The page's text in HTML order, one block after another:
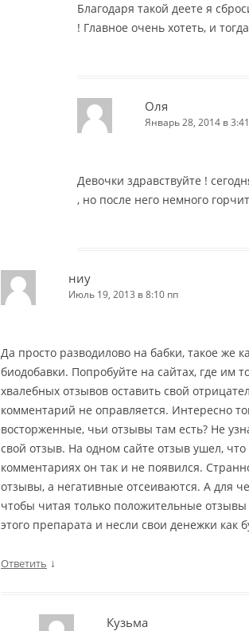
Благодаря такой деете я
! Главное очень хотеть, и
Оля
Январь 28, 2014 в
Девочки здравствуйте !
, но после него немного
ниу
Июль 19, 2013 в 8:10 пп
Да просто разводилово на бабки, такое же
биодобавки. Попробуйте на сайтах, где им
хвалебных отзывов оставить свой
комментарий не оправляется. Интересно
восторженные, чьи отзывы там есть? Не
свой отзыв. На одном сайте отзыв ушел, что
комментариях он так и не появился.
отзывы, а негативные отсеиваются. А для
чтобы читая только положительные
этого препарата и несли свои денежки как
Ответить ↓
Кузьма